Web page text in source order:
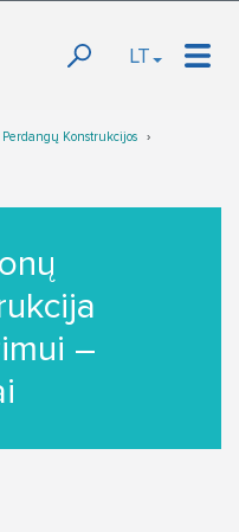
LT
Perdangų Konstrukcijos
–